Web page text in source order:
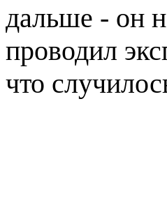
дальше - он
проводил
что